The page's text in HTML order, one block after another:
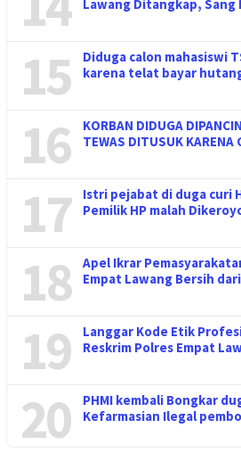
Lawang Ditangkap,
15
Diduga calon mahasiswi
karena telat bayar
16
KORBAN DIDUGA
TEWAS DITUSUK KARENA
17
Istri pejabat di duga curi
Pemilik HP malah
18
Apel Ikrar
Empat Lawang Bersih
19
Langgar Kode Etik
Reskrim Polres Empat
20
PHMI kembali Bongkar
Kefarmasian Ilegal